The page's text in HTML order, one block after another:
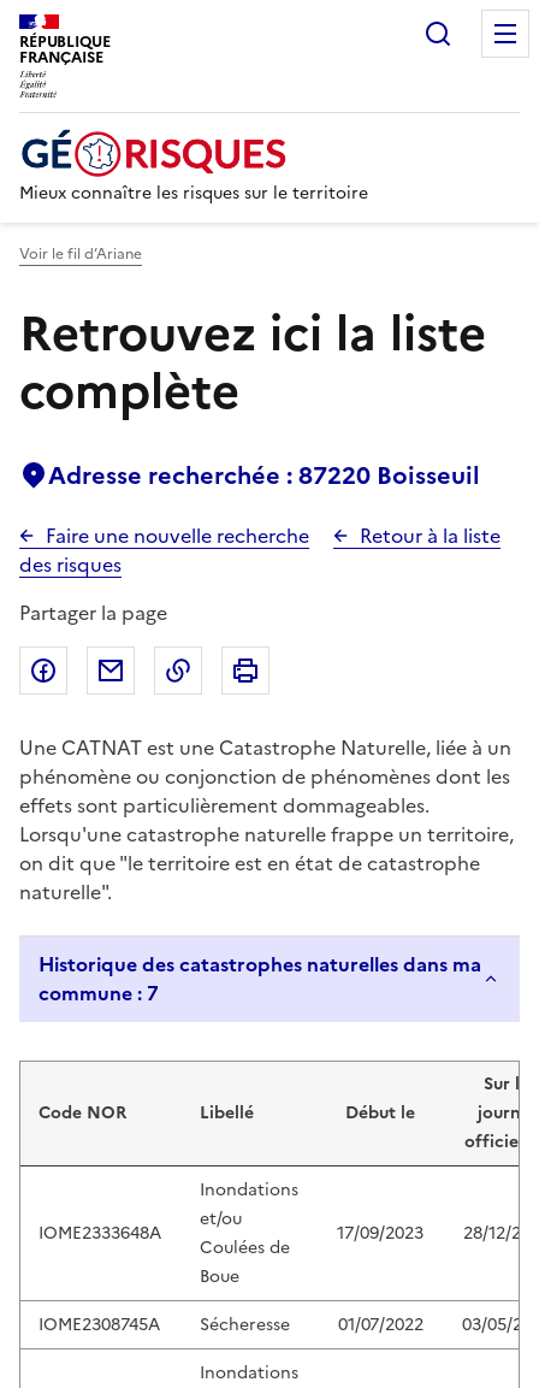
RÉPUBLIQUE
FRANÇAISE
Mieux connaître les risques sur le territoire
Voir le fil d’Ariane
Retrouvez ici la liste
complète
Adresse recherchée : 87220 Boisseuil
Faire une nouvelle recherche
Retour à la liste
des risques
Partager la page
Partager sur Facebook
Partager par emailCopier dans le presse-papier
Une CATNAT est une Catastrophe Naturelle, liée à un
phénomène ou conjonction de phénomènes dont les
effets sont particulièrement dommageables.
Lorsqu'une catastrophe naturelle frappe un territoire,
on dit que "le territoire est en état de catastrophe
naturelle".
Historique des catastrophes naturelles dans ma
commune : 7
Code NOR Libellé Début le
Sur le
journal
officiel
IOME2333648A
Inondations
et/ou
Coulées de
Boue
17/09/2023 28/12/
IOME2308745A Sécheresse 01/07/2022 03/05/
Inondations